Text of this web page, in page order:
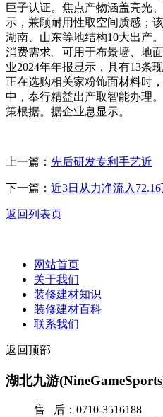
巨子认证。焦点产物涵盖亮光
示，兼顾耐用性取空间质感；
湖南、山东等地结构10大出产
消费需求。可用于布景墙、地
业2024年年报显示，具有13条
正在选购相关家粉饰面材料时
中，奉行精益出产取智能办理
策根据。据企业息显示。
上一篇： 先后研发专利手艺近
下一篇： 近3日从力净流入
返回列表页
网站首页
关于我们
装修建材知识
装修建材百科
联系我们
返回顶部
湖北九游
售 后：0710-3516188